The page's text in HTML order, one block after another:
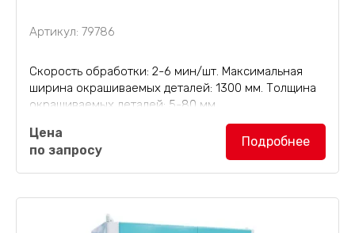
Артикул: 79786
Скорость обработки: 2-6 мин/шт. Максимальная
ширина окрашиваемых деталей: 1300 мм. Толщина
окрашиваемых деталей: 5-80 мм.
Покрасочная камера S1
подходит для обработки
плоскости и четырех сторон заготовок
специальной формы, таких как щитовая мебель,...
Цена
по запросу
Подробнее